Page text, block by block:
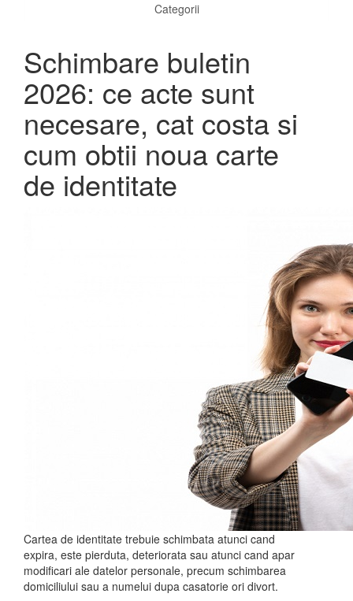
Categorii
Schimbare buletin
2026: ce acte sunt
necesare, cat costa si
cum obtii noua carte
de identitate
Cartea de identitate trebuie schimbata atunci cand
expira, este pierduta, deteriorata sau atunci cand apar
modificari ale datelor personale, precum schimbarea
domiciliului sau a numelui dupa casatorie ori divort.